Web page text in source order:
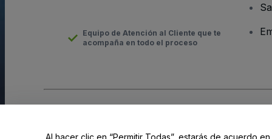
Equipo de Atención al Cliente que te
acompaña en todo el proceso
Al hacer clic en “Permitir Todas”, estarás de acuerdo